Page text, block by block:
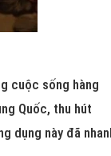
cuộc sống hàng
Quốc, thu hút
dụng này đã